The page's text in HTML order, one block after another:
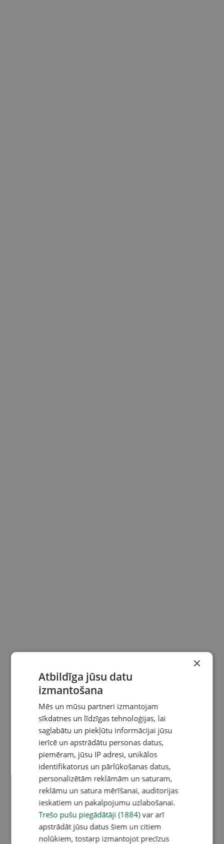
×
Atbildīga jūsu datu
izmantošana
Mēs un mūsu partneri izmantojam
sīkdatnes un līdzīgas tehnoloģijas, lai
saglabātu un piekļūtu informācijai jūsu
ierīcē un apstrādātu personas datus,
piemēram, jūsu IP adresi, unikālos
identifikatorus un pārlūkošanas datus,
personalizētām reklāmām un saturam,
reklāmu un satura mērīšanai, auditorijas
ieskatiem un pakalpojumu uzlabošanai.
Trešo pušu piegādātāji (1884)var arī
apstrādāt jūsu datus šiem un citiem
nolūkiem, tostarp izmantojot precīzus